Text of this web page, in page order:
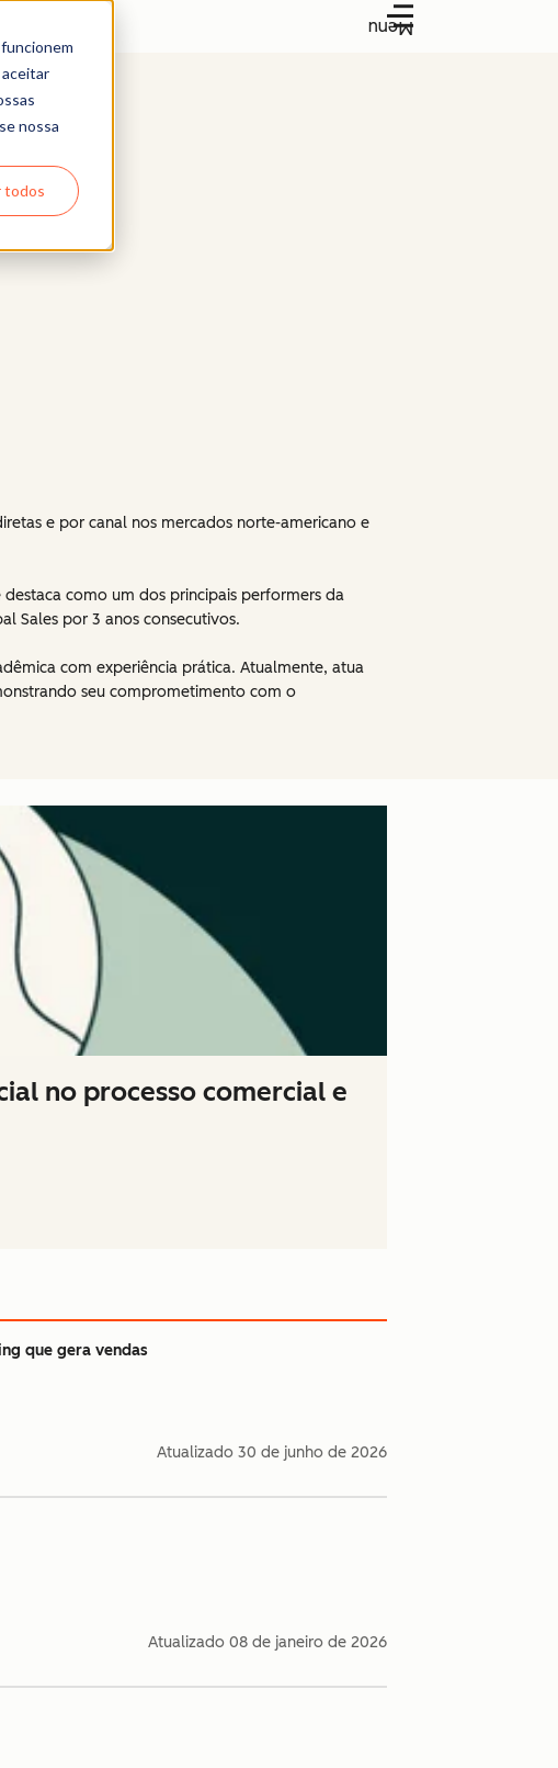
nossa
todos
Menu
e por canal nos mercados norte-americano e
como um dos principais performers da
Sales por 3 anos consecutivos.
com experiência prática. Atualmente, atua
seu comprometimento com o
no processo comercial e
que gera vendas
Atualizado 30 de junho de 2026
Atualizado 08 de janeiro de 2026